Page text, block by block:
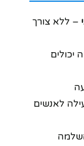
– ללא צורך
יכולים
לאנשים